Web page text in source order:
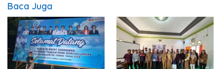
Baca Juga